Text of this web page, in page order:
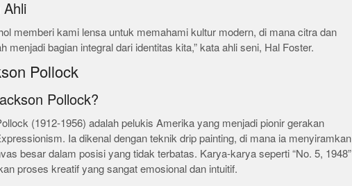
Ahli
memberi kami lensa untuk memahami kultur modern, di mana citra dan
menjadi bagian integral dari identitas kita,” kata ahli seni, Hal Foster.
Pollock
Pollock?
(1912-1956) adalah pelukis Amerika yang menjadi pionir gerakan
Ia dikenal dengan teknik drip painting, di mana ia menyiramkan
besar dalam posisi yang tidak terbatas. Karya-karya seperti “No. 5, 1948”
proses kreatif yang sangat emosional dan intuitif.